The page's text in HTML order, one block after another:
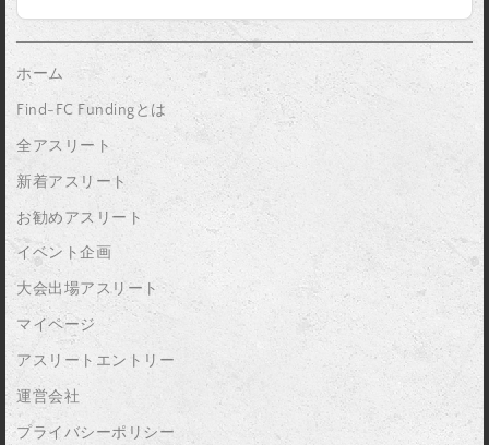
ホーム
Find-FC Fundingとは
全アスリート
新着アスリート
お勧めアスリート
イベント企画
大会出場アスリート
マイページ
アスリートエントリー
運営会社
プライバシーポリシー